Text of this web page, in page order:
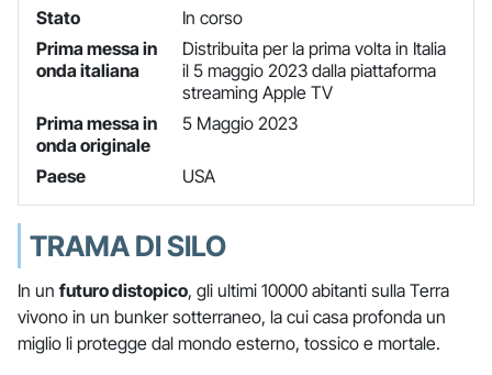
Stato
In corso
Prima messa in
onda italiana
Distribuita per la prima volta in Italia
il 5 maggio 2023 dalla piattaforma
streaming Apple TV
Prima messa in
onda originale
5 Maggio 2023
Paese USA
TRAMA DI SILO
In un futuro distopico, gli ultimi 10000 abitanti sulla Terra
vivono in un bunker sotterraneo, la cui casa profonda un
miglio li protegge dal mondo esterno, tossico e mortale.